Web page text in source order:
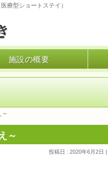
療型ショートステイ）
施設の概要
～
～
投稿日 : 2020年6月2日